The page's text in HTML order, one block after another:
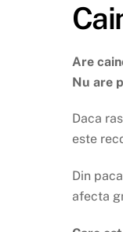
Are
Nu are
Daca
este
Din
afecta